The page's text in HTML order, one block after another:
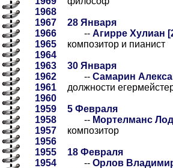
1968
1967
1966
1965
1964
1963
1962
1961
1960
1959
1958
1957
1956
1955
1954
28 Января
-- Агирре Хулиан
композитор и пианист
30 Января
-- Самарин
должности
5 Февраля
-- Мортелманс
композитор
18 Февраля
-- Орлов Владимир